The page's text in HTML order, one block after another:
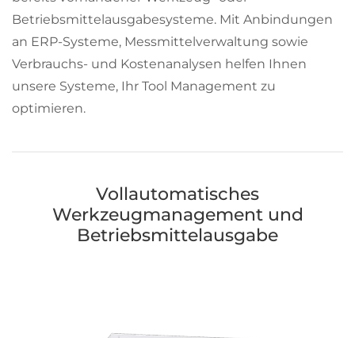
Betriebsmittelausgabesysteme. Mit Anbindungen
an ERP-Systeme, Messmittelverwaltung sowie
Verbrauchs- und Kostenanalysen helfen Ihnen
unsere Systeme, Ihr Tool Management zu
optimieren.
Vollautomatisches
Werkzeugmanagement und
Betriebsmittelausgabe